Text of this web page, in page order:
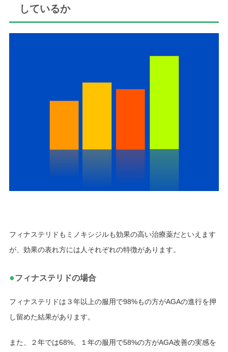
しているか
フィナステリドもミノキシジルも効果の高い治療薬だといえます
が、効果の表れ方には人それぞれの特徴があります。
●フィナステリドの場合
フィナステリドは３年以上の服用で98%もの方がAGAの進行を押
し留めた結果があります。
また、２年では68%、１年の服用で58%の方がAGA改善の実感を